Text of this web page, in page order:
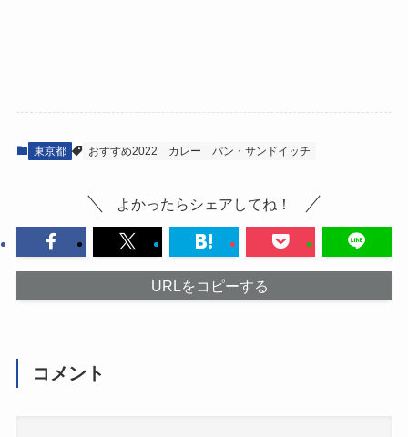
東京都 おすすめ2022 カレー パン・サンドイッチ
よかったらシェアしてね！
URLをコピーする
コメント